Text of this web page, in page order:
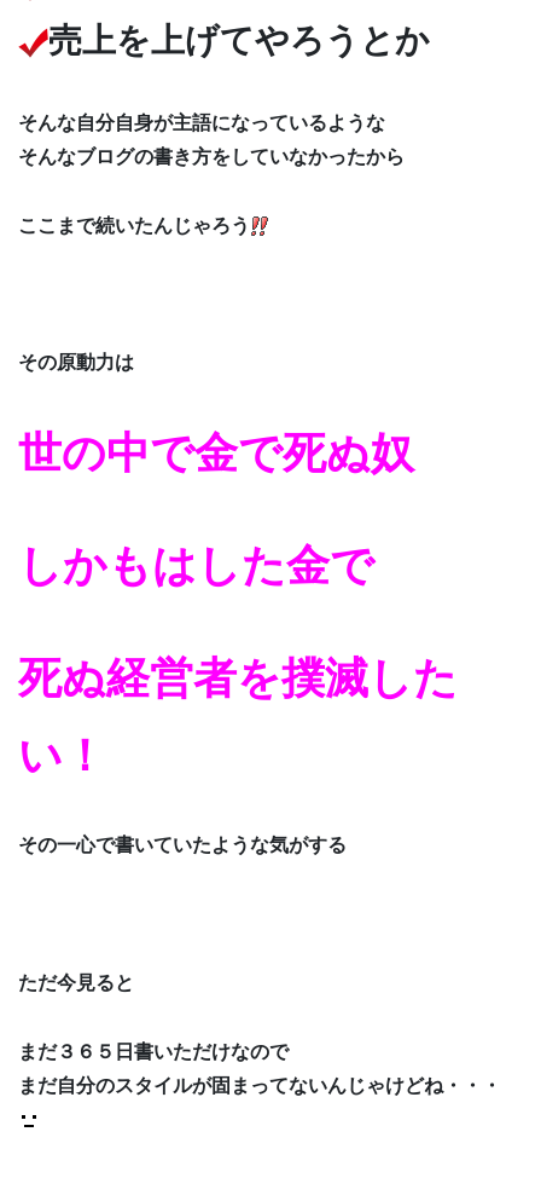
売上を上げてやろうとか
そんな自分自身が主語になっているような
そんなブログの書き方をしていなかったから
ここまで続いたんじゃろう
その原動力は
世の中で金で死ぬ奴
しかもはした金で
死ぬ経営者を撲滅した
い！
その一心で書いていたような気がする
ただ今見ると
まだ３６５日書いただけなので
まだ自分のスタイルが固まってないんじゃけどね・・・